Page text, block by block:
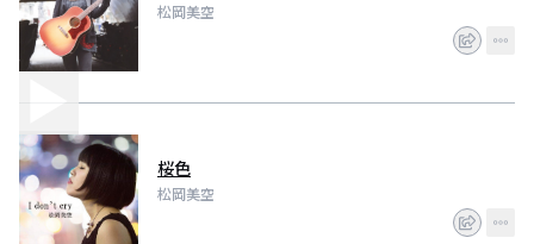
松岡美空
桜色
松岡美空